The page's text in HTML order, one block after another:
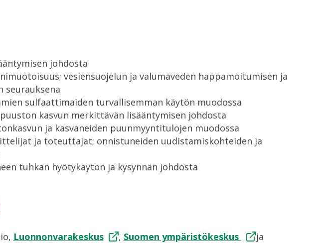
johdosta
vesiensuojelun ja valumaveden happamoitumisen ja
seurauksena
sulfaattimaiden turvallisemman käytön muodossa
kasvun merkittävän lisääntymisen johdosta
ja kasvaneiden puunmyyntitulojen muodossa
ja toteuttajat; onnistuneiden uudistamiskohteiden ja
tuhkan hyötykäytön ja kysynnän johdosta
Luonnonvarakeskus , Suomen ympäristökeskus
ja